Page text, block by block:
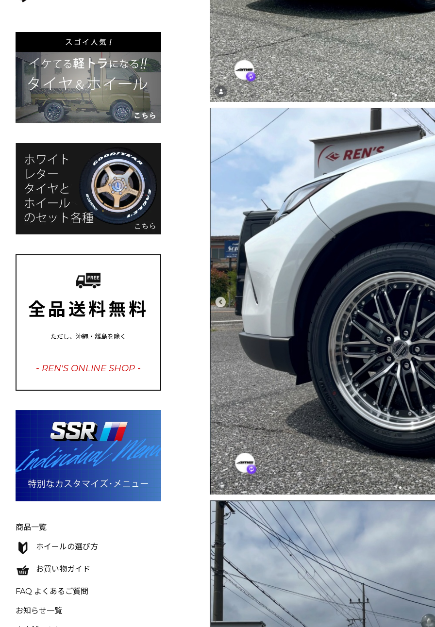
全品送料無料
ただし、沖縄・離島を除く
- REN'S ONLINE SHOP -
商品一覧
ホイールの選び方
お買い物ガイド
FAQ よくあるご質問
お知らせ一覧